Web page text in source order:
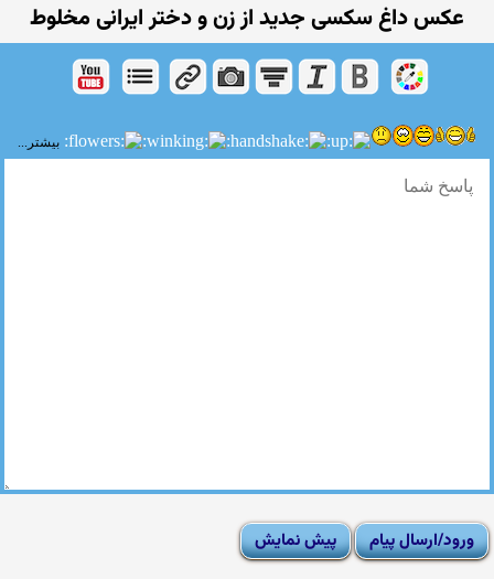
عکس داغ سکسی جدید از زن و دختر ایرانی مخلوط
بیشتر...